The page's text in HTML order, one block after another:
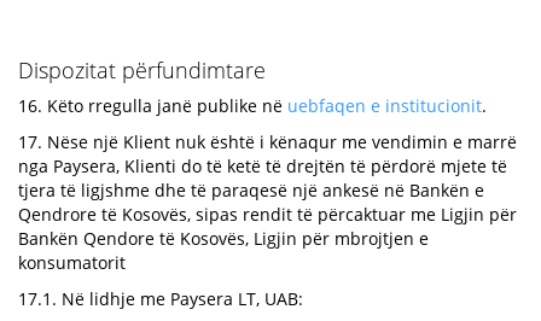
Dispozitat përfundimtare
16. Këto rregulla janë publike në uebfaqen e institucionit.
17. Nëse një Klient nuk është i kënaqur me vendimin e marrë
nga Paysera, Klienti do të ketë të drejtën të përdorë mjete të
tjera të ligjshme dhe të paraqesë një ankesë në Bankën e
Qendrore të Kosovës, sipas rendit të përcaktuar me Ligjin për
Bankën Qendore të Kosovës, Ligjin për mbrojtjen e
konsumatorit
17.1. Në lidhje me Paysera LT, UAB: